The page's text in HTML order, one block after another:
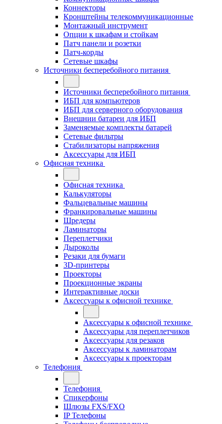
Коннекторы
Кронштейны телекоммуникационные
Монтажный инструмент
Опции к шкафам и стойкам
Патч панели и розетки
Патч-корды
Сетевые шкафы
Источники бесперебойного питания
Источники бесперебойного питания
ИБП для компьютеров
ИБП для серверного оборудования
Внешнии батареи для ИБП
Заменяемые комплекты батарей
Сетевые фильтры
Стабилизаторы напряжения
Аксессуары для ИБП
Офисная техника
Офисная техника
Калькуляторы
Фальцевальные машины
Франкировальные машины
Шредеры
Ламинаторы
Переплетчики
Дыроколы
Резаки для бумаги
3D-принтеры
Проекторы
Проекционные экраны
Интерактивные доски
Аксессуары к офисной технике
Аксессуары к офисной технике
Аксессуары для переплетчиков
Аксессуары для резаков
Аксессуары к ламинаторам
Аксессуары к проекторам
Телефония
Телефония
Спикерфоны
Шлюзы FXS/FXO
IP Телефоны